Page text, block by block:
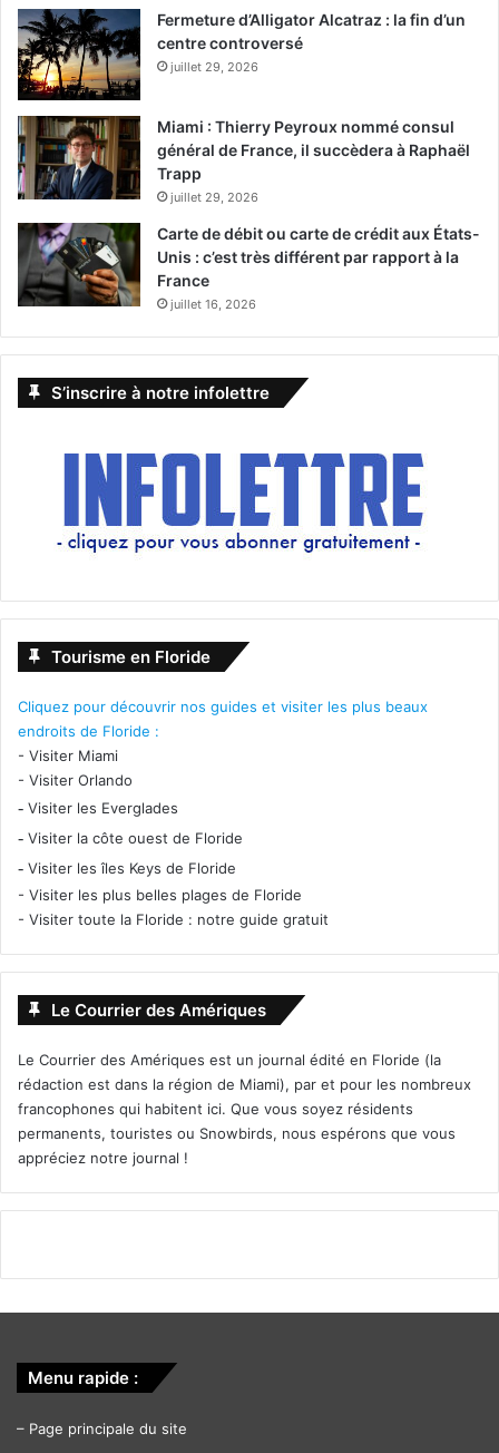
Fermeture d’Alligator Alcatraz : la fin d’un
centre controversé
juillet 29, 2026
Miami : Thierry Peyroux nommé consul
général de France, il succèdera à Raphaël
Trapp
juillet 29, 2026
Carte de débit ou carte de crédit aux États-
Unis : c’est très différent par rapport à la
France
juillet 16, 2026
S’inscrire à notre infolettre
Tourisme en Floride
Cliquez pour découvrir nos guides et visiter les plus beaux
endroits de Floride :
- Visiter Miami
- Visiter Orlando
- Visiter les Everglades
- Visiter la côte ouest de Floride
- Visiter les îles Keys de Floride
- Visiter les plus belles plages de Floride
- Visiter toute la Floride : notre guide gratuit
Le Courrier des Amériques
Le Courrier des Amériques est un journal édité en Floride (la
rédaction est dans la région de Miami), par et pour les nombreux
francophones qui habitent ici. Que vous soyez résidents
permanents, touristes ou Snowbirds, nous espérons que vous
appréciez notre journal !
Menu rapide :
– Page principale du site